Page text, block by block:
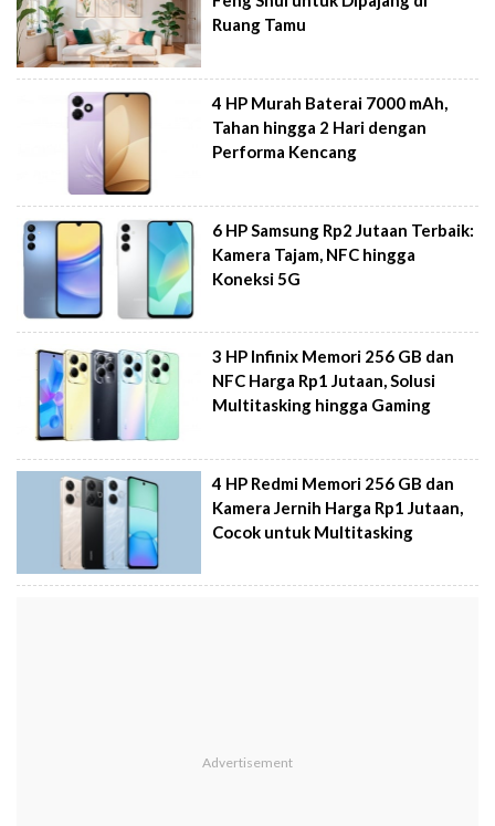
Ruang Tamu
4 HP Murah Baterai 7000 mAh,
Tahan hingga 2 Hari dengan
Performa Kencang
6 HP Samsung Rp2 Jutaan Terbaik:
Kamera Tajam, NFC hingga
Koneksi 5G
3 HP Infinix Memori 256 GB dan
NFC Harga Rp1 Jutaan, Solusi
Multitasking hingga Gaming
4 HP Redmi Memori 256 GB dan
Kamera Jernih Harga Rp1 Jutaan,
Cocok untuk Multitasking